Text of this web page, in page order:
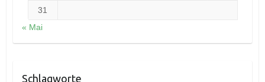
31
« Mai
Schlagworte